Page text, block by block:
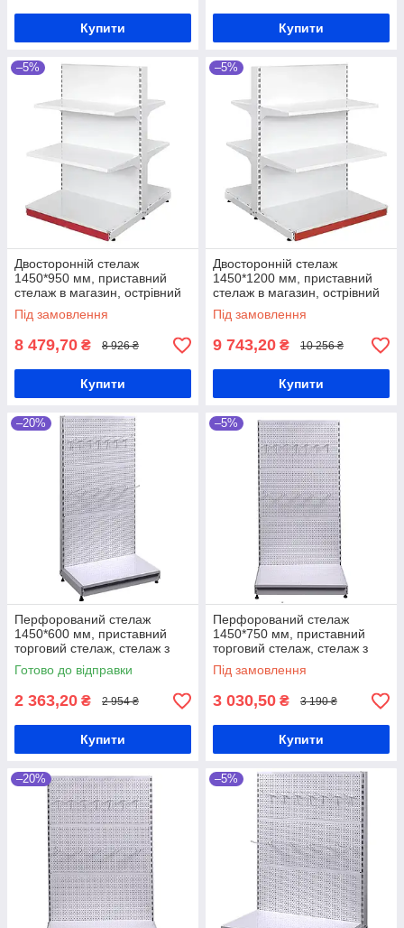
Купити Купити
–5%
Двосторонній стелаж
1450*950 мм, приставний
стелаж в магазин, острівний
торговий стелаж, стелаж для
косметики ,стелаж для
фарби
Під замовлення
8 479,70 ₴ 8 926 ₴
Купити
–5%
Двосторонній стелаж
1450*1200 мм, приставний
стелаж в магазин, острівний
торговий стелаж, стелаж для
косметики ,стелаж для
фарби
Під замовлення
9 743,20 ₴ 10 256 ₴
Купити
–20%
Перфорований стелаж
1450*600 мм, приставний
торговий стелаж, стелаж з
перфорацією, стелаж для
гачків, стелаж для
інструментів
Готово до відправки
2 363,20 ₴ 2 954 ₴
Купити
–5%
Перфорований стелаж
1450*750 мм, приставний
торговий стелаж, стелаж з
перфорацією, стелаж для
гачків, стелаж для
інструментів
Під замовлення
3 030,50 ₴ 3 190 ₴
Купити
–20% –5%